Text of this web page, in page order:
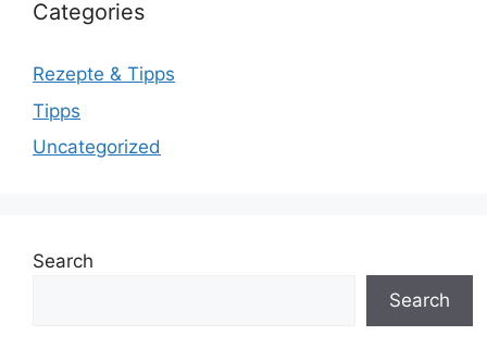
Categories
Rezepte & Tipps
Tipps
Uncategorized
Search
Search